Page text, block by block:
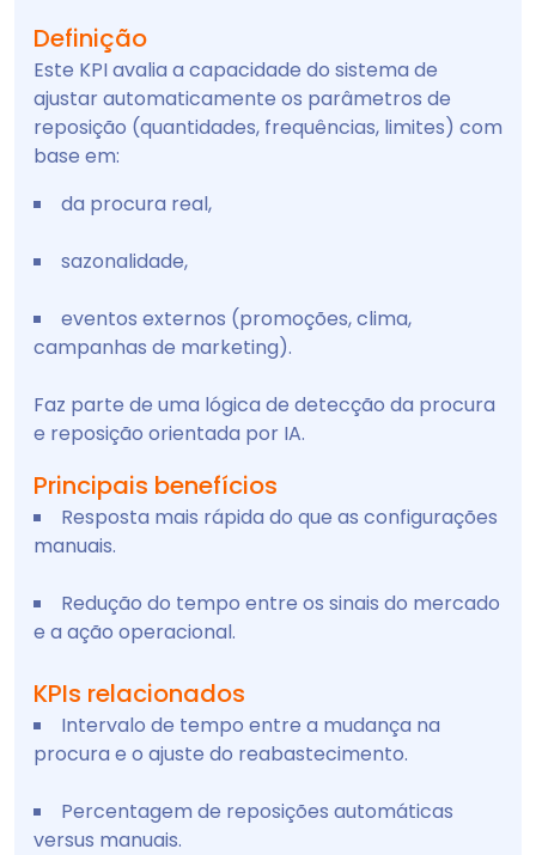
Definição
Este KPI avalia a capacidade do sistema de
ajustar automaticamente os parâmetros de
reposição (quantidades, frequências, limites) com
base em:
da procura real,
sazonalidade,
eventos externos (promoções, clima,
campanhas de marketing).
Faz parte de uma lógica de detecção da procura
e reposição orientada por IA.
Principais benefícios
Resposta mais rápida do que as configurações
manuais.
Redução do tempo entre os sinais do mercado
e a ação operacional.
KPIs relacionados
Intervalo de tempo entre a mudança na
procura e o ajuste do reabastecimento.
Percentagem de reposições automáticas
versus manuais.